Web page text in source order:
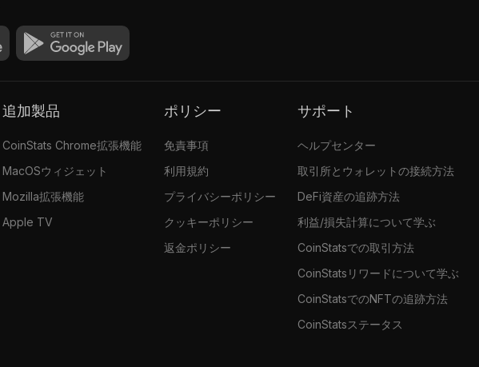
追加製品
CoinStats Chrome拡張機能
MacOSウィジェット
Mozilla拡張機能
Apple TV
ポリシー
免責事項
利用規約
プライバシーポリシー
クッキーポリシー
返金ポリシー
サポート
ヘルプセンター
取引所とウォレットの接続方法
DeFi資産の追跡方法
利益/損失計算について学ぶ
CoinStatsでの取引方法
CoinStatsリワードについて学ぶ
CoinStatsでのNFTの追跡方法
CoinStatsステータス